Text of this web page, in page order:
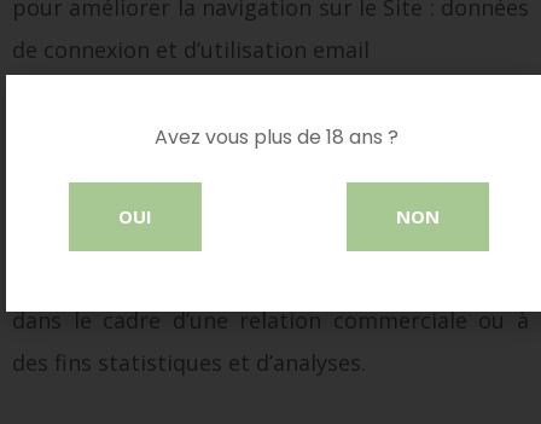
pour améliorer la navigation sur le Site : données
de connexion et d’utilisation email
(sms, mail) : numéro de téléphone, adresse email
dans le cadre d’une relation commerciale ou à
des fins statistiques et d’analyses.
Avez vous plus de 18 ans ?
OUI NON